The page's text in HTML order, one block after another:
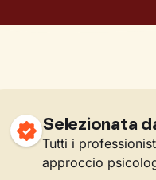
Selezionata
Tutti i
approccio